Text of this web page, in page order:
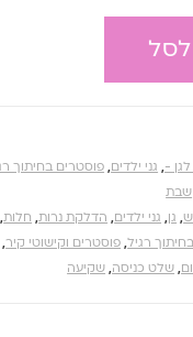
לגן -, גני ילדים, פוסטרים בחיתוך
שבת
, גן, גני ילדים, הדלקת נרות, חלות,
רגיל, פוסטרים וקישוטי קיר,
, שלט כניסה, שקיעה